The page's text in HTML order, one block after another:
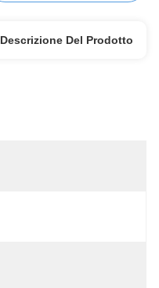
Descrizione Del Prodotto